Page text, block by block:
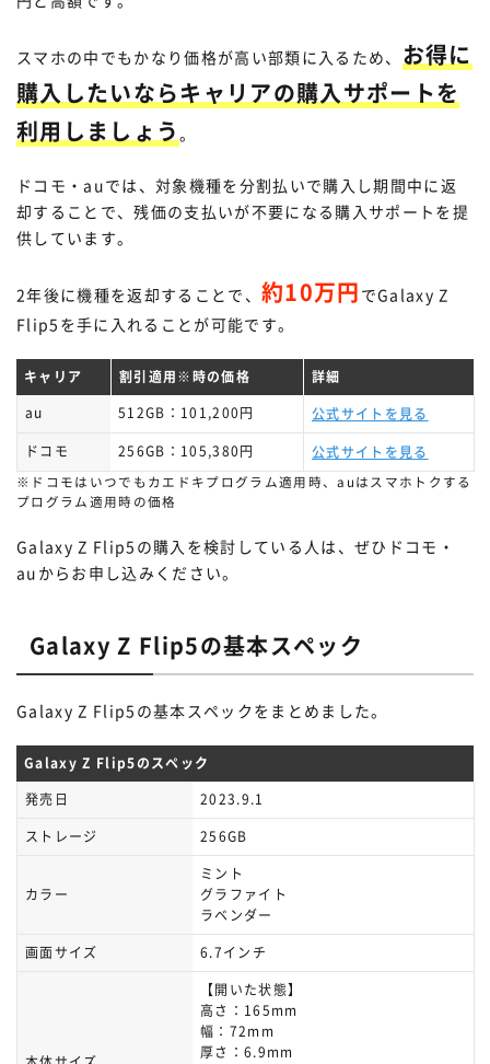
スマホの中でもかなり価格が高い部類に入るため、 お得に
購入したいならキャリアの購入サポートを
利用しましょう。
ドコモ・auでは、対象機種を分割払いで購入し期間中に返
却することで、残価の支払いが不要になる購入サポートを提
供しています。
2年後に機種を返却することで、 約10万円 でGalaxy Z
Flip5を手に入れることが可能です。
キャリア 割引適用※時の価格
詳細
au
512GB：101,200円 公式サイトを見る
ドコモ 256GB：105,380円 公式サイトを見る
※ドコモはいつでもカエドキプログラム適用時、auはスマホトクする
プログラム適用時の価格
Galaxy Z Flip5の購入を検討している人は、ぜひドコモ・
auからお申し込みください。
Galaxy Z Flip5の基本スペック
Galaxy Z Flip5の基本スペックをまとめました。
Galaxy Z Flip5のスペック
発売日
2023.9.1
ストレージ
256GB
カラー
ミント
グラファイト
ラベンダー
画面サイズ
6.7インチ
【開いた状態】
高さ：165mm
幅：72mm
厚さ：6.9mm